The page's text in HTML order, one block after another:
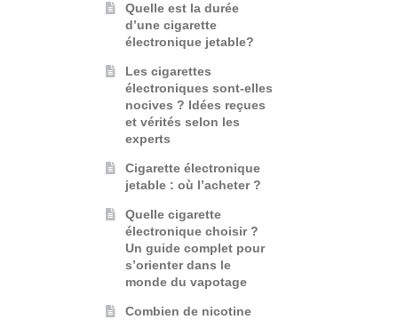
Quelle est la durée
d’une cigarette
électronique jetable?
Les cigarettes
électroniques sont-elles
nocives ? Idées reçues
et vérités selon les
experts
Cigarette électronique
jetable : où l’acheter ?
Quelle cigarette
électronique choisir ?
Un guide complet pour
s’orienter dans le
monde du vapotage
Combien de nicotine